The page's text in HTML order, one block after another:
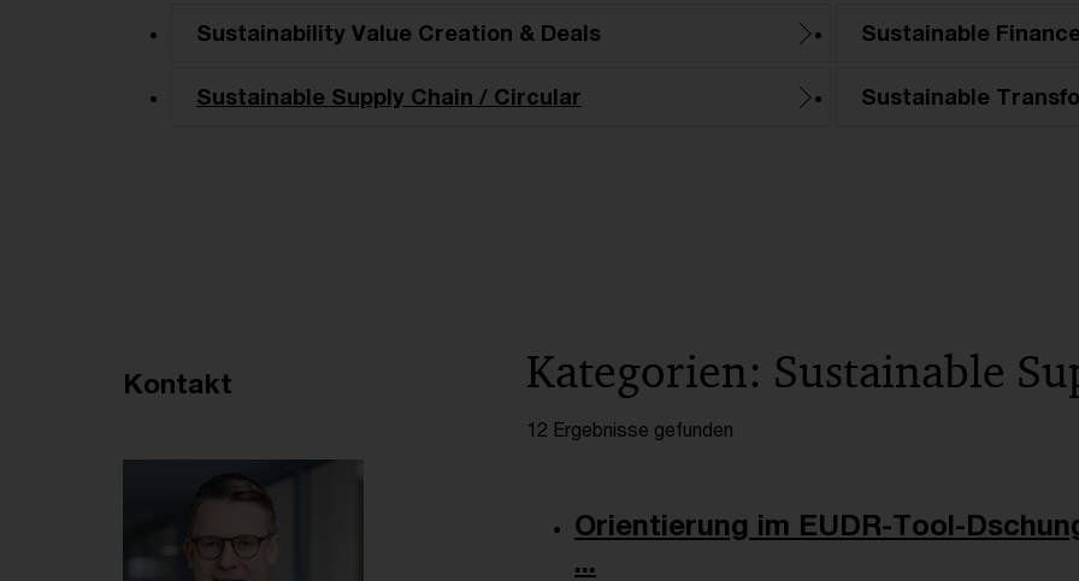
Sustainability Value Creation & Deals Sustainable
Sustainable Supply Chain / Circular Sustainable
Kategorien: Sustainable
12 Ergebnisse gefunden
Orientierung im EUDR-Tool-
...
Empfohlene Artikel
Kontakt